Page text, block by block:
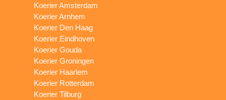
Koerier Amsterdam
Koerier Arnhem
Koerier Den Haag
Koerier Eindhoven
Koerier Gouda
Koerier Groningen
Koerier Haarlem
Koerier Rotterdam
Koerier Tilburg